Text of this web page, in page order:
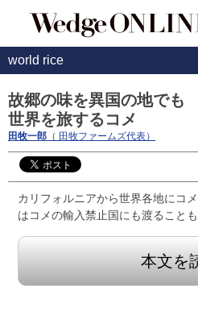
world rice
故郷の味を異国の地でも
世界を旅するコメ
田牧一郎 （ 田牧ファームズ代表）
カリフォルニアから世界各地にコ
はコメの輸入禁止国にも渡ること
本文を